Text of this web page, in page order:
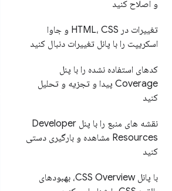
و اصلاح کنید
تغییرات در HTML، CSS و جاوا
اسکریپت را با پانل تغییرات دنبال کنید
کدهای استفاده نشده را با پنل
Coverage پیدا و تجزیه و تحلیل
کنید
نقشه های منبع را با پنل Developer
Resources مشاهده و بارگیری دستی
کنید
با پانل CSS Overview، بهبودهای